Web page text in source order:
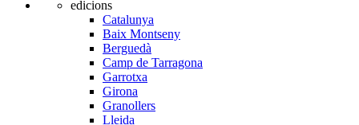
edicions
Catalunya
Baix Montseny
Berguedà
Camp de Tarragona
Garrotxa
Girona
Granollers
Lleida